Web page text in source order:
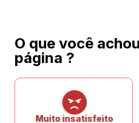
O que você
página ?
Muito insatisfeito